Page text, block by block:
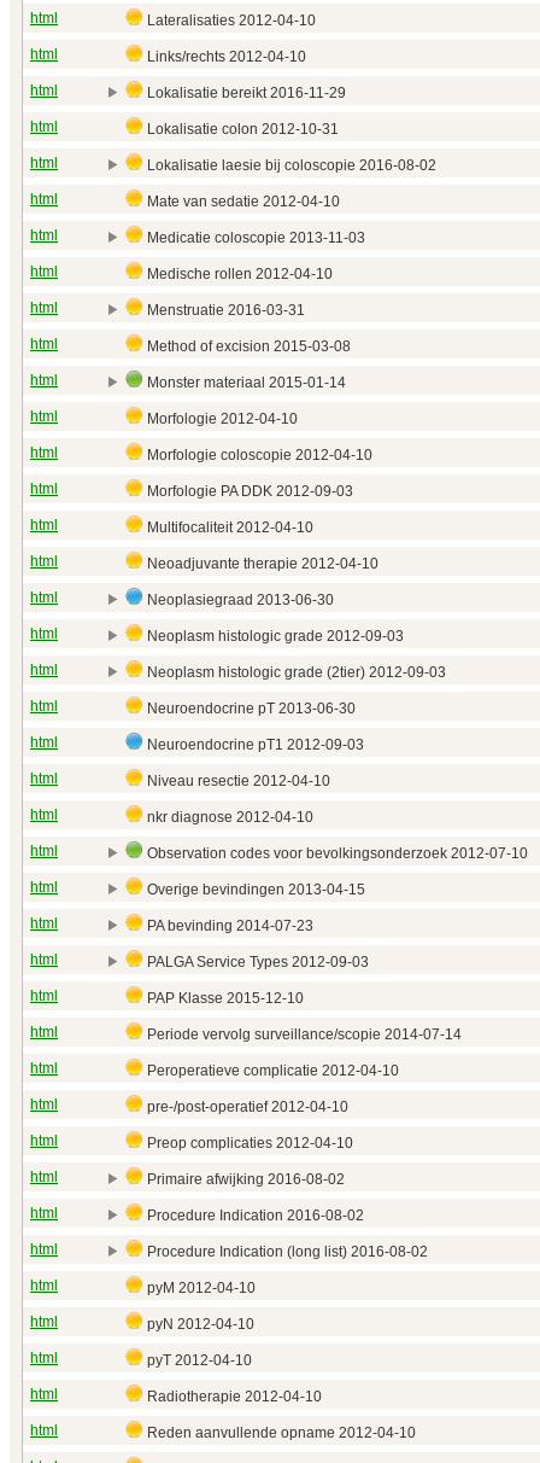
html
Lateralisaties 2012‑04‑10
html
Links/rechts 2012‑04‑10
html
Lokalisatie bereikt 2016‑11‑29
html
Lokalisatie colon 2012‑10‑31
html
Lokalisatie laesie bij coloscopie 2016‑08‑02
html
Mate van sedatie 2012‑04‑10
html
Medicatie coloscopie 2013‑11‑03
html
Medische rollen 2012‑04‑10
html
Menstruatie 2016‑03‑31
html
Method of excision 2015‑03‑08
html
Monster materiaal 2015‑01‑14
html
Morfologie 2012‑04‑10
html
Morfologie coloscopie 2012‑04‑10
html
Morfologie PA DDK 2012‑09‑03
html
Multifocaliteit 2012‑04‑10
html
Neoadjuvante therapie 2012‑04‑10
html
Neoplasiegraad 2013‑06‑30
html
Neoplasm histologic grade 2012‑09‑03
html
Neoplasm histologic grade (2tier) 2012‑09‑03
html
Neuroendocrine pT 2013‑06‑30
html
Neuroendocrine pT1 2012‑09‑03
html
Niveau resectie 2012‑04‑10
html
nkr diagnose 2012‑04‑10
html
Observation codes voor bevolkingsonderzoek 2012‑07‑10
html
Overige bevindingen 2013‑04‑15
html
PA bevinding 2014‑07‑23
html
PALGA Service Types 2012‑09‑03
html
PAP Klasse 2015‑12‑10
html
Periode vervolg surveillance/scopie 2014‑07‑14
html
Peroperatieve complicatie 2012‑04‑10
html
pre-/post-operatief 2012‑04‑10
html
Preop complicaties 2012‑04‑10
html
Primaire afwijking 2016‑08‑02
html
Procedure Indication 2016‑08‑02
html
Procedure Indication (long list) 2016‑08‑02
html
pyM 2012‑04‑10
html
pyN 2012‑04‑10
html
pyT 2012‑04‑10
html
Radiotherapie 2012‑04‑10
html
Reden aanvullende opname 2012‑04‑10